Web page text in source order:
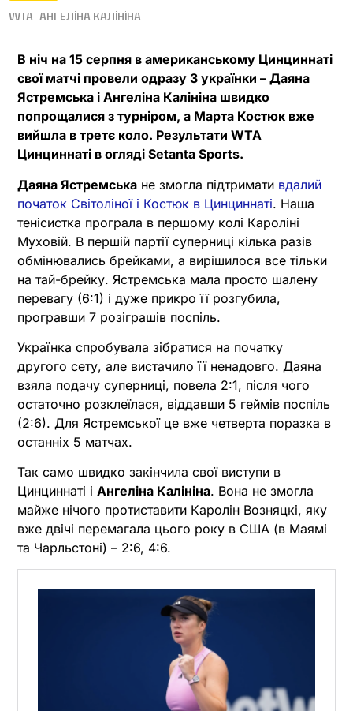
WTA Ангеліна Калініна
В ніч на 15 серпня в американському Цинциннаті
свої матчі провели одразу 3 українки – Даяна
Ястремська і Ангеліна Калініна швидко
попрощалися з турніром, а Марта Костюк вже
вийшла в третє коло. Результати WTA
Цинциннаті в огляді Setanta Sports.
Даяна Ястремська не змогла підтримати вдалий
початок Світоліної і Костюк в Цинциннаті. Наша
тенісистка програла в першому колі Кароліні
Муховій. В першій партії суперниці кілька разів
обмінювались брейками, а вирішилося все тільки
на тай-брейку. Ястремська мала просто шалену
перевагу (6:1) і дуже прикро її розгубила,
програвши 7 розіграшів поспіль.
Українка спробувала зібратися на початку
другого сету, але вистачило її ненадовго. Даяна
взяла подачу суперниці, повела 2:1, після чого
остаточно розклеїлася, віддавши 5 геймів поспіль
(2:6). Для Ястремської це вже четверта поразка в
останніх 5 матчах.
Так само швидко закінчила свої виступи в
Цинциннаті і Ангеліна Калініна. Вона не змогла
майже нічого протиставити Каролін Возняцкі, яку
вже двічі перемагала цього року в США (в Маямі
та Чарльстоні) – 2:6, 4:6.